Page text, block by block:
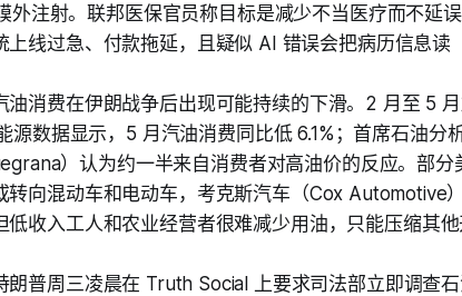
外注射。联邦医保官员称目标是减少不当医疗而不延
上线过急、付款拖延，且疑似 AI 错误会把病历信息读
油消费在伊朗战争后出现可能持续的下滑。2 月至 5
源数据显示，5 月汽油消费同比低 6.1%；首席石油分
）认为约一半来自消费者对高油价的反应。部分
转向混动车和电动车，考克斯汽车（Cox Automotive
收入工人和农业经营者很难减少用油，只能压缩其
朗普周三凌晨在 Truth Social 上要求司法部立即调查